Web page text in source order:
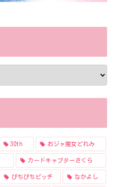
30th おジャ魔女どれみ
カードキャプターさくら
ぴちぴちピッチ なかよし